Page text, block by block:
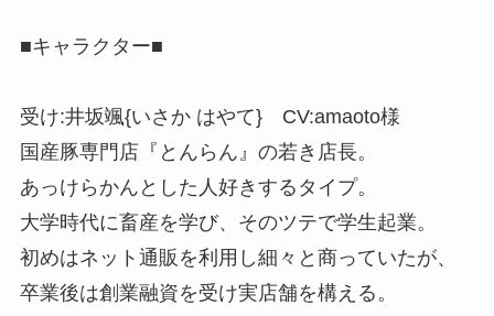
■キャラクター■
受け:井坂颯{いさか はやて} CV:amaoto様
国産豚専門店『とんらん』の若き店長。
あっけらかんとした人好きするタイプ。
大学時代に畜産を学び、そのツテで学生起業。
初めはネット通販を利用し細々と商っていたが、
卒業後は創業融資を受け実店舗を構える。